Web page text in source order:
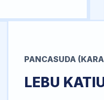
PANCASUDA
LEBU